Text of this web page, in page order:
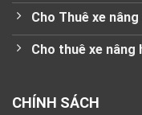
Cho Thuê xe
Cho thuê xe nâng
CHÍNH SÁCH